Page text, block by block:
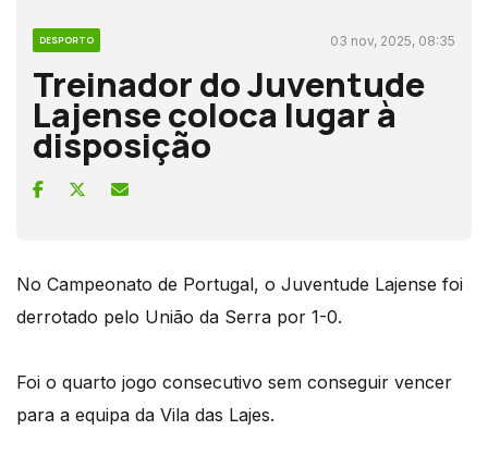
DESPORTO 03 nov, 2025, 08:35
Treinador do Juventude
Lajense coloca lugar à
disposição
No Campeonato de Portugal, o Juventude Lajense foi
derrotado pelo União da Serra por 1-0.
Foi o quarto jogo consecutivo sem conseguir vencer
para a equipa da Vila das Lajes.